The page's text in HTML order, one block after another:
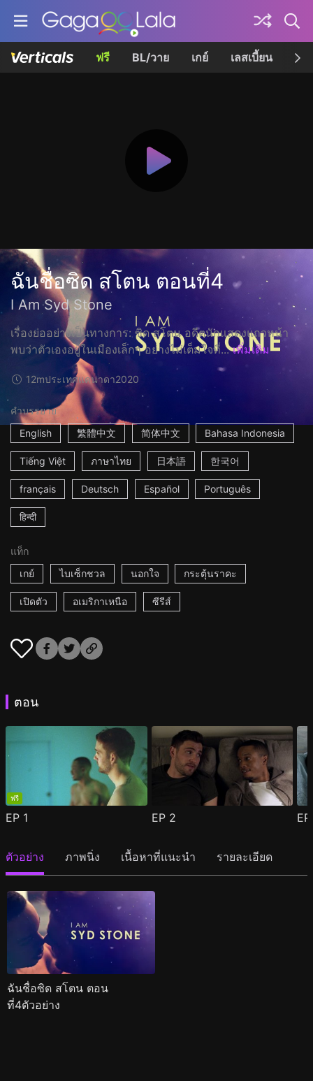
ฟรี BL/วาย เกย์ เลสเบี้ยน เค
ฉันชื่อซิด สโตน ตอนที่4
I Am Syd Stone
เรื่องย่ออย่างเป็นทางการ: ซิด สโตน อดีตนักแสดงแถวหน้า
พบว่าตัวเองอยู่ในเมืองเล็กๆ อย่างไม่เต็มใจที่... เพิ่มเติม
12mประเทศแคนาดา2020
คำบรรยาย
English
繁體中文 简体中文 Bahasa Indonesia
Tiếng Việt ภาษาไทย 日本語 한국어
français Deutsch Español Português
हिन्दी
แท็ก
เกย์
ไบเซ็กชวล นอกใจ กระตุ้นราคะ
เปิดตัว อเมริกาเหนือ ซีรีส์
ตอน
ฟรี
EP 1 EP 2
ตัวอย่าง ภาพนิ่ง เนื้อหาที่แนะนำ รายละเอียด
ฉันชื่อซิด สโตน ตอน
ที่4ตัวอย่าง